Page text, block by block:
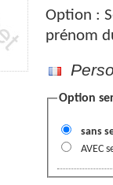
Option :
prénom
Option
sans
AVEC